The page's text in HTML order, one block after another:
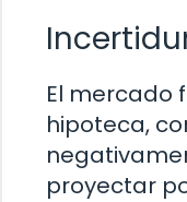
El mercado
hipoteca,
proyectar